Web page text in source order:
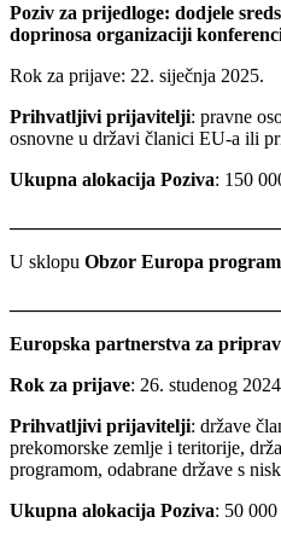
Poziv za prijedloge: dodjele
doprinosa organizaciji
Rok za prijave: 22. siječnja 2025.
Prihvatljivi prijavitelji: pravne
osnovne u državi članici EU-a ili
Ukupna alokacija Poziva: 150
U sklopu Obzor Europa
Europska partnerstva za
Rok za prijave: 26. studenog
Prihvatljivi prijavitelji: države
prekomorske zemlje i teritorije,
programom, odabrane države s
Ukupna alokacija Poziva: 50